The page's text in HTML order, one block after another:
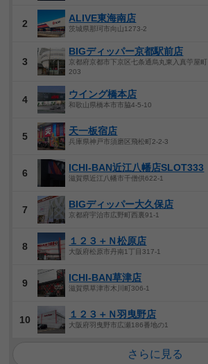
2 ALIVE東海南店
茨城県那珂市向山1273-2
3
BIGディッパー京都駅前店
京都府京都市下京区七条通烏丸東入真苧屋町
203
4 ウイング橋本店
和歌山県橋本市市脇4-5-10
5 天一板宿店
兵庫県神戸市須磨区飛松町2-2-3
6 ICHI-BAN近江八幡店SLOT333
滋賀県近江八幡市千僧供622-1
7 BIGディッパー大久保店
京都府宇治市広野町西裏91-1
8 １２３＋Ｎ松原店
大阪府松原市丹南1丁目317-1
9 ICHI-BAN草津店
滋賀県草津市木川町306-1
10 １２３＋Ｎ羽曳野店
大阪府羽曳野市広瀬186番地の1
さらに見る